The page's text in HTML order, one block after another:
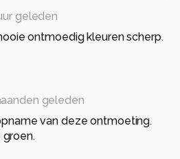
geleden
ontmoedig kleuren scherp.
geleden
van deze ontmoeting.
groen.